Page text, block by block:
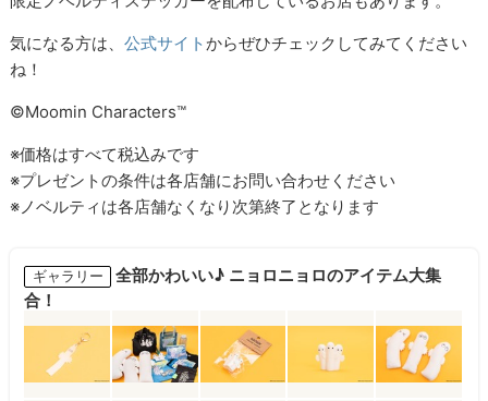
気になる方は、公式サイトからぜひチェックしてみてください
ね！
©Moomin Characters™
※価格はすべて税込みです
※プレゼントの条件は各店舗にお問い合わせください
※ノベルティは各店舗なくなり次第終了となります
ギャラリー
全部かわいい♪ ニョロニョロのアイテム大集
合！